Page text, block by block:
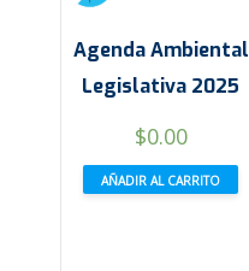
Agenda Ambiental
Legislativa 2025
$0.00
AÑADIR AL CARRITO